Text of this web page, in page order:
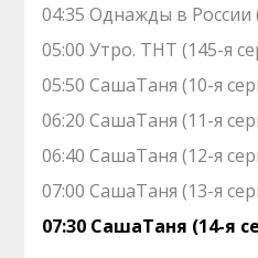
04:35 Однажды в
05:00 Утро. ТНТ (145-я
05:50 CaшаТаня (10-я
06:20 CaшаТаня (11-я
06:40 CaшаТаня (12-я
07:00 CaшаТаня (13-я
07:30 CaшаТаня (14-я